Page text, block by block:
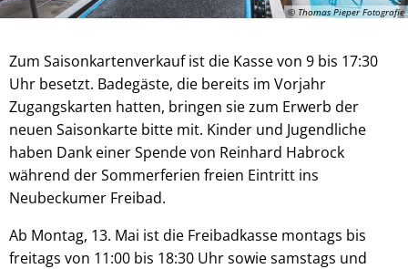
© Thomas Pieper Fotografie
Zum Saisonkartenverkauf ist die Kasse von 9 bis 17:30
Uhr besetzt. Badegäste, die bereits im Vorjahr
Zugangskarten hatten, bringen sie zum Erwerb der
neuen Saisonkarte bitte mit. Kinder und Jugendliche
haben Dank einer Spende von Reinhard Habrock
während der Sommerferien freien Eintritt ins
Neubeckumer Freibad.
Ab Montag, 13. Mai ist die Freibadkasse montags bis
freitags von 11:00 bis 18:30 Uhr sowie samstags und